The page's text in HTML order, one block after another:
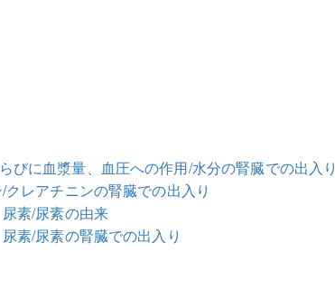
に血漿量、血圧への作用/水分の腎臓での出入り
レアチニンの腎臓での出入り
素/尿素の由来
素/尿素の腎臓での出入り